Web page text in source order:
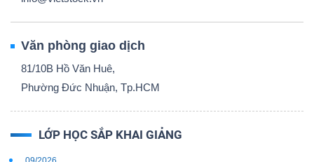
Văn phòng giao dịch
81/10B Hồ Văn Huê,
Phường Đức Nhuận, Tp.HCM
LỚP HỌC SẮP KHAI GIẢNG